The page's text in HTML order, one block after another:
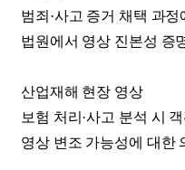
범죄·사고 증거 채택 과
법원에서 영상 진본성 증
산업재해 현장 영상
보험 처리·사고 분석 시
영상 변조 가능성에 대한